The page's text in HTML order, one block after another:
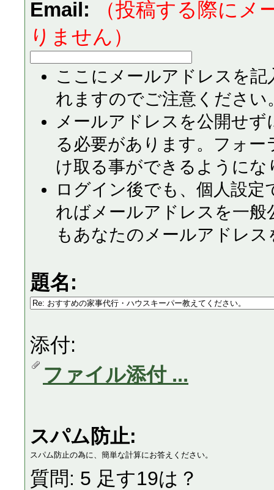
Email:
（投稿する際に
りません）
ここにメールアドレスを
れますのでご注意ください
メールアドレスを公開せ
る必要があります。フォ
け取る事ができるようにな
ログイン後でも、個人設
ればメールアドレスを一
もあなたのメールアドレ
題名:
添付:
ファイル添付 ...
スパム防止:
スパム防止の為に、簡単な計算にお答えください。
質問: 5 足す19は？